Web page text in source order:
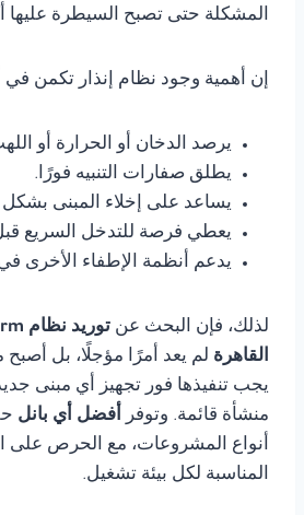
المشكلة حتى تصبح السيطرة عليها
إن أهمية وجود نظام إنذار تكمن في
يرصد الدخان أو الحرارة أو
يطلق صفارات التنبيه فورًا.
يساعد على إخلاء المبنى
يعطي فرصة للتدخل السريع
يدعم أنظمة الإطفاء الأخرى
لذلك، فإن البحث عن
القاهرة لم يعد أمرًا مؤجلًا، بل
يجب تنفيذها فور تجهيز أي مبنى
منشأة قائمة. وتوفر أفضل أي بانل
أنواع المشروعات، مع الحرص على
المناسبة لكل بيئة تشغيل.